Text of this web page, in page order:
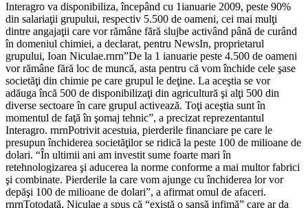
Interagro va disponibiliza, începând cu 1ianuarie 2009, peste 90%
din salariaţii grupului, respectiv 5.500 de oameni, cei mai mulţi
dintre angajaţii care vor rămâne fără slujbe activând până de curând
în domeniul chimiei, a declarat, pentru NewsIn, proprietarul
grupului, Ioan Niculae.rnrn”De la 1 ianuarie peste 4.500 de oameni
vor rămâne fără loc de muncă, asta pentru că vom închide cele şase
societăţi din chimie pe care grupul le deţine. La aceştia se vor
adăuga încă 500 de disponibilizaţi din agricultură şi alţi 500 din
diverse sectoare în care grupul activează. Toţi aceştia sunt în
momentul de faţă în şomaj tehnic”, a precizat reprezentantul
Interagro. rnrnPotrivit acestuia, pierderile financiare pe care le
presupun închiderea societăţilor se ridică la peste 100 de milioane de
dolari. “În ultimii ani am investit sume foarte mari în
retehnologizarea şi aducerea la norme conforme a mai multor fabrici
şi combinate. Pierderile la care vom ajunge cu închiderea lor vor
depăşi 100 de milioane de dolari”, a afirmat omul de afaceri.
rnrnTotodată, Niculae a spus că “există o şansă infimă” care ar da